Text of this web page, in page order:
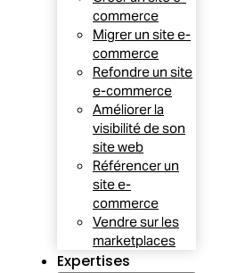
commerce
Migrer un site e-
commerce
Refondre un site
e-commerce
Améliorer la
visibilité de son
site web
Référencer un
site e-
commerce
Vendre sur les
marketplaces
Expertises